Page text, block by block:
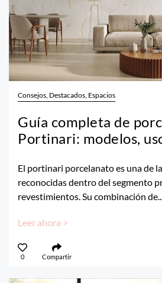
Consejos, Destacados, Espacios
Guía completa de
Portinari: modelos,
El portinari porcelanato es una de
reconocidas dentro del segmento
revestimientos. Su combinación de...
Leer ahora >
0 Compartir